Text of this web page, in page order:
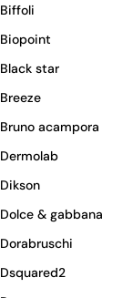
Biffoli
Biopoint
Black star
Breeze
Bruno acampora
Dermolab
Dikson
Dolce & gabbana
Dorabruschi
Dsquared2